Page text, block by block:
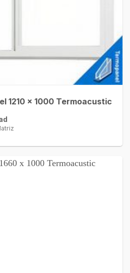
1210 x 1000 Termoacustic